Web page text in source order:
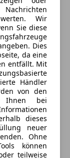
Wir
Sie diese
Dies
da eine
entfällt. Mit
Händler
von den
Ihnen bei
dieses
neuer
Ohne
können
teilweise